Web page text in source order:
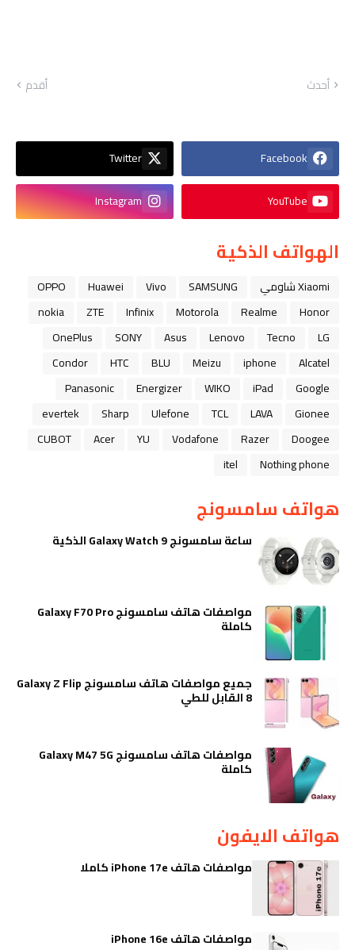
أحدث أقدم
Facebook
Twitter
YouTube
Instagram
الهواتف الذكية
Xiaomi شاومي SAMSUNG
Vivo
Huawei
OPPO
Honor
Realme
Motorola
Infinix
ZTE
nokia
LG
Tecno
Lenovo
Asus
SONY
OnePlus
Alcatel
iphone
Meizu
BLU
HTC
Condor
Google
iPad
WIKO
Energizer
Panasonic
Gionee
LAVA
TCL
Ulefone
Sharp
evertek
Doogee
Razer
Vodafone
YU
Acer
CUBOT
Nothing phone
itel
هواتف سامسونج
ساعة سامسونج Galaxy Watch 9 الذكية
مواصفات هاتف سامسونج Galaxy F70 Pro
كاملة
جميع مواصفات هاتف سامسونج Galaxy Z Flip
8 القابل للطي
مواصفات هاتف سامسونج Galaxy M47 5G
كاملة
هواتف الايفون
مواصفات هاتف iPhone 17e كاملا
مواصفات هاتف iPhone 16e